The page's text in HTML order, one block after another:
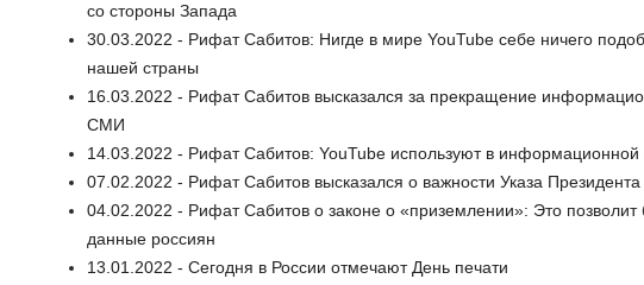
со стороны Запада
30.03.2022 - Рифат Сабитов: Нигде в мире YouTube себе ничего
нашей страны
16.03.2022 - Рифат Сабитов высказался за прекращение
СМИ
14.03.2022 - Рифат Сабитов: YouTube используют в информационной
07.02.2022 - Рифат Сабитов высказался о важности Указа
04.02.2022 - Рифат Сабитов о законе о «приземлении»: Это
данные россиян
13.01.2022 - Сегодня в России отмечают День печати